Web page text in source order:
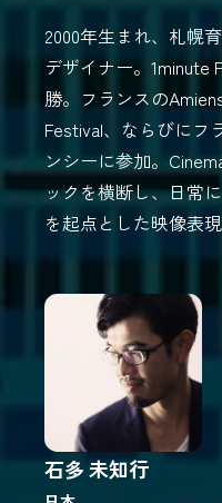
2000年生まれ、札幌
デザイナー。1minute
勝。フランスの
Festival、ならびにフ
ンシーに参加。
ックを横断し、日常
を起点とした映像表
石多 未知行